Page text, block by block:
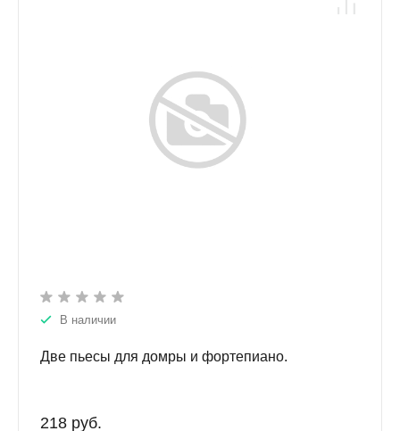
В наличии
Две пьесы для домры и фортепиано.
218 руб.